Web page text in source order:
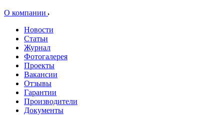
О компании
Новости
Статьи
Журнал
Фотогалерея
Проекты
Вакансии
Отзывы
Гарантии
Производители
Документы